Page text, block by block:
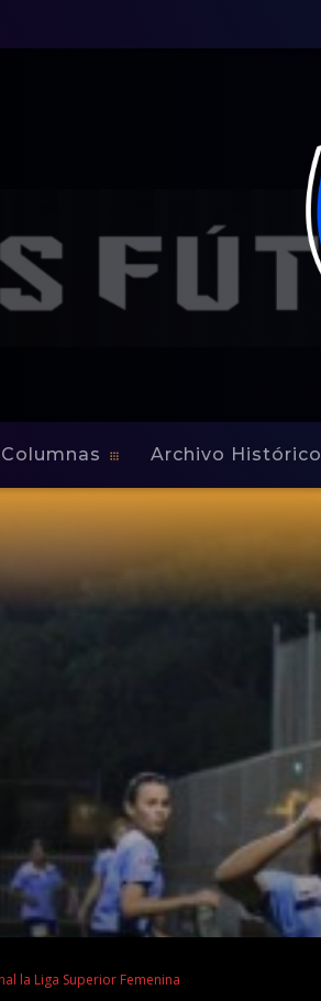
Columnas Archivo Histórico
la Liga Superior Femenina